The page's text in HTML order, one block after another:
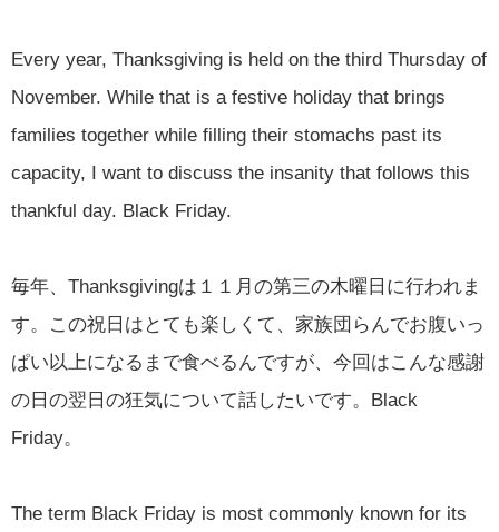
Every year, Thanksgiving is held on the third Thursday of
November. While that is a festive holiday that brings
families together while filling their stomachs past its
capacity, I want to discuss the insanity that follows this
thankful day. Black Friday.
毎年、Thanksgivingは１１月の第三の木曜日に行われま
す。この祝日はとても楽しくて、家族団らんでお腹いっ
ぱい以上になるまで食べるんですが、今回はこんな感謝
の日の翌日の狂気について話したいです。Black
Friday。
The term Black Friday is most commonly known for its